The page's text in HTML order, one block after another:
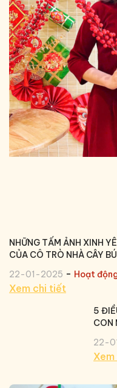
NHỮNG TẤM ẢNH XINH
CỦA CÔ TRÒ NHÀ CÂY
22-01-2025 - Hoạt
Xem chi tiết
5
CON
22-